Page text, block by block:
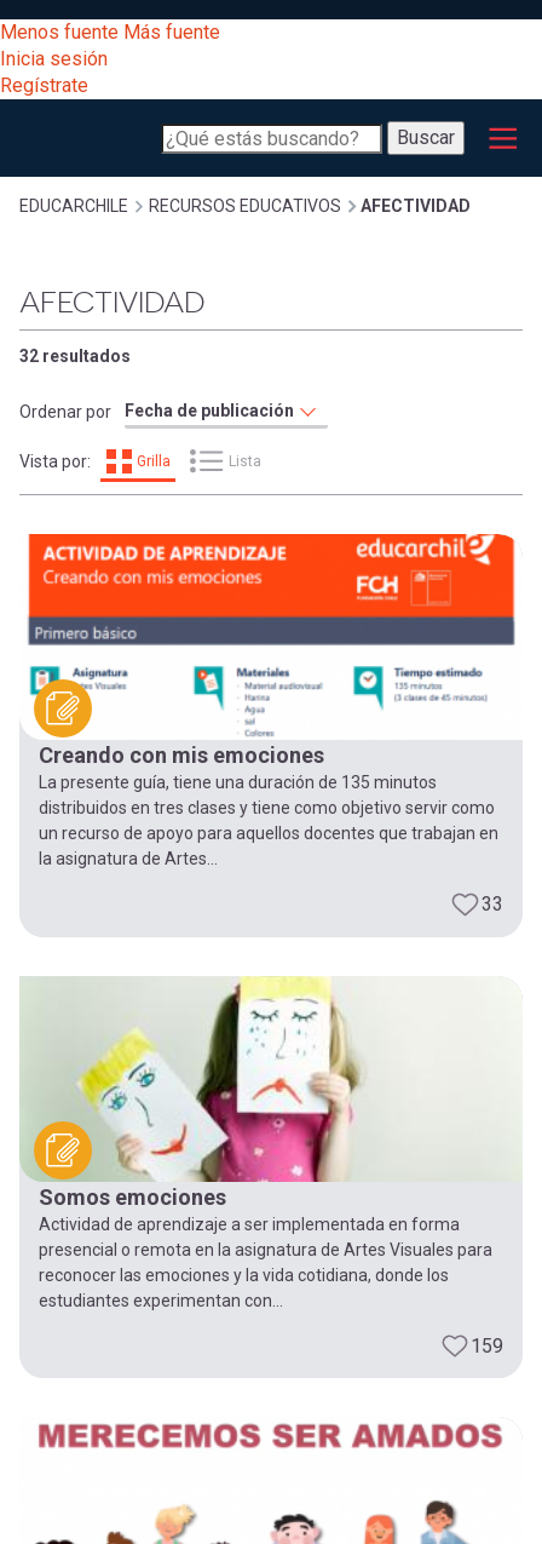
al
contenido
principal
[Educarchile
Escritorio]
Menú
entrar
a
mi
cuenta
Menos fuente Más fuente
Inicia sesión
Regístrate
Buscar
Buscar
Menú
principal
Desarrollo
Expand
Gestión
Comunidad
Expand
Expand
[Educarchile
Mobile]
Menú
entrar
mi
cuenta
Inicia
sesión
Sobrescribir
enlaces
de
ayuda
a
la
navegación
EDUCARCHILE RECURSOS EDUCATIVOS AFECTIVIDAD
AFECTIVIDAD
32 resultados
Ordenar por
Vista por: Grilla Lista
Creando con mis emociones
La presente guía, tiene una duración de 135 minutos
distribuidos en tres clases y tiene como objetivo servir como
un recurso de apoyo para aquellos docentes que trabajan en
la asignatura de Artes...
33
Somos emociones
Actividad de aprendizaje a ser implementada en forma
presencial o remota en la asignatura de Artes Visuales para
reconocer las emociones y la vida cotidiana, donde los
estudiantes experimentan con...
159